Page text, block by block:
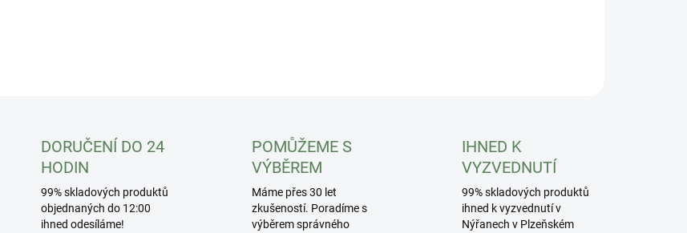
DORUČENÍ DO 24
HODIN
99% skladových produktů
objednaných do 12:00
ihned odesíláme!
POMŮŽEME S
VÝBĚREM
Máme přes 30 let
zkušeností. Poradíme s
výběrem správného
IHNED K
VYZVEDNUTÍ
99% skladových produktů
ihned k vyzvednutí v
Nýřanech v Plzeňském